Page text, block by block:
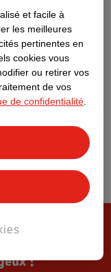
!
et facile à
les meilleures
pertinentes en
cookies vous
ou retirer vos
de vos
de confidentialité